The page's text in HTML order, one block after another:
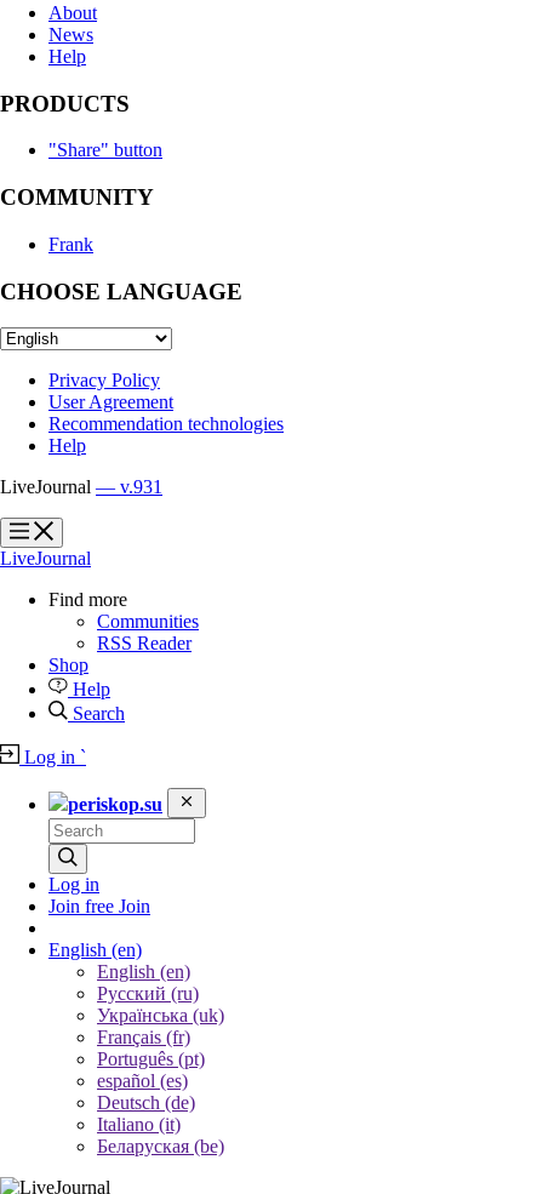
About
News
Help
PRODUCTS
"Share" button
COMMUNITY
Frank
CHOOSE LANGUAGE
Privacy Policy
User Agreement
Recommendation technologies
Help
LiveJournal — v.931
?
?
LiveJournal
Find more
Communities
RSS Reader
Shop
Help
Search
Log in `
periskop.su
Log in
Join free Join
English (en)
English (en)
Русский (ru)
Українська (uk)
Français (fr)
Português (pt)
español (es)
Deutsch (de)
Italiano (it)
Беларуская (be)